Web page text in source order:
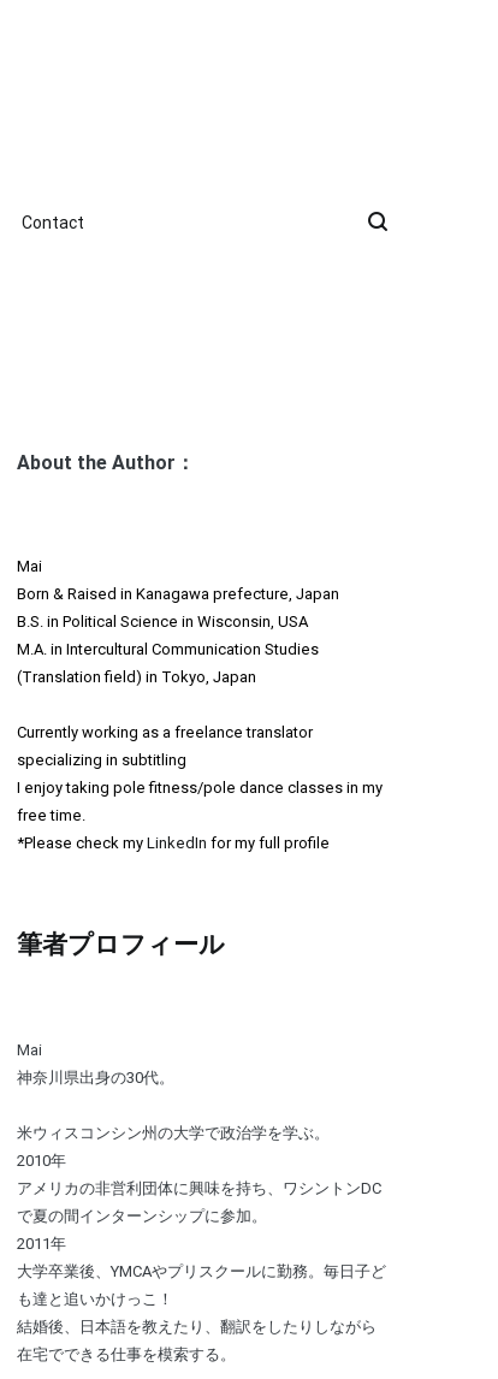
Contact
About the Author：
Mai
Born & Raised in Kanagawa prefecture, Japan
B.S. in Political Science in Wisconsin, USA
M.A. in Intercultural Communication Studies
(Translation field) in Tokyo, Japan
Currently working as a freelance translator
specializing in subtitling
I enjoy taking pole fitness/pole dance classes in my
free time.
*Please check my LinkedIn for my full profile
筆者プロフィール
Mai
神奈川県出身の30代。
米ウィスコンシン州の大学で政治学を学ぶ。
2010年
アメリカの非営利団体に興味を持ち、ワシントンDC
で夏の間インターンシップに参加。
2011年
大学卒業後、YMCAやプリスクールに勤務。毎日子ど
も達と追いかけっこ！
結婚後、日本語を教えたり、翻訳をしたりしながら
在宅でできる仕事を模索する。